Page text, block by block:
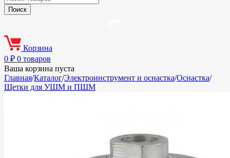
Корзина
0 ₽ 0 товаров
Ваша корзина пуста
Главная/Каталог/Электроинструмент и оснастка/Оснастка/
Щетки для УШМ и ПШМ